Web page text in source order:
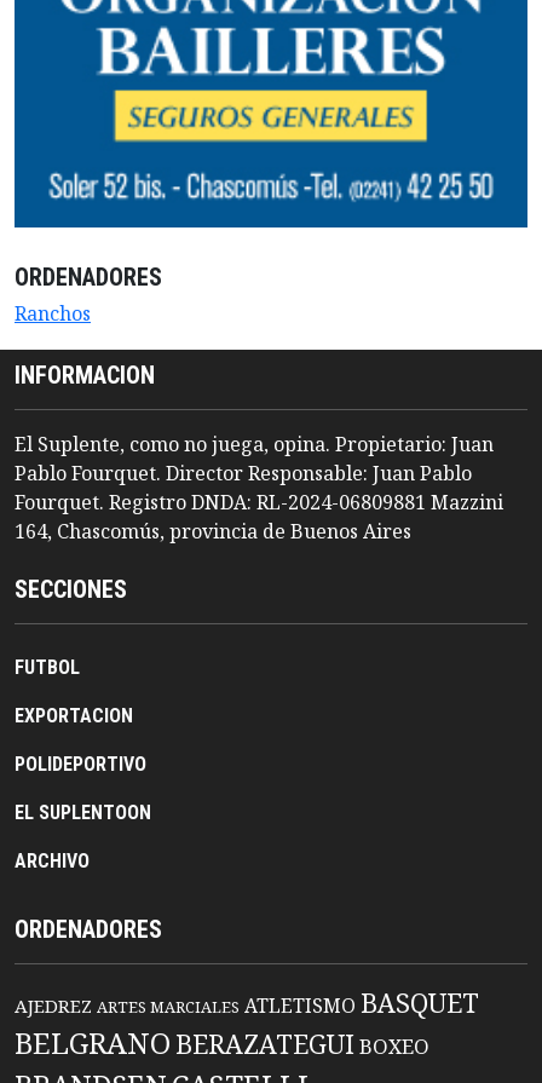
ORDENADORES
Ranchos
INFORMACION
El Suplente, como no juega, opina. Propietario: Juan
Pablo Fourquet. Director Responsable: Juan Pablo
Fourquet. Registro DNDA: RL-2024-06809881 Mazzini
164, Chascomús, provincia de Buenos Aires
SECCIONES
FUTBOL
EXPORTACION
POLIDEPORTIVO
EL SUPLENTOON
ARCHIVO
ORDENADORES
AJEDREZ ARTES MARCIALES ATLETISMO BASQUET
BELGRANO BERAZATEGUIBOXEO